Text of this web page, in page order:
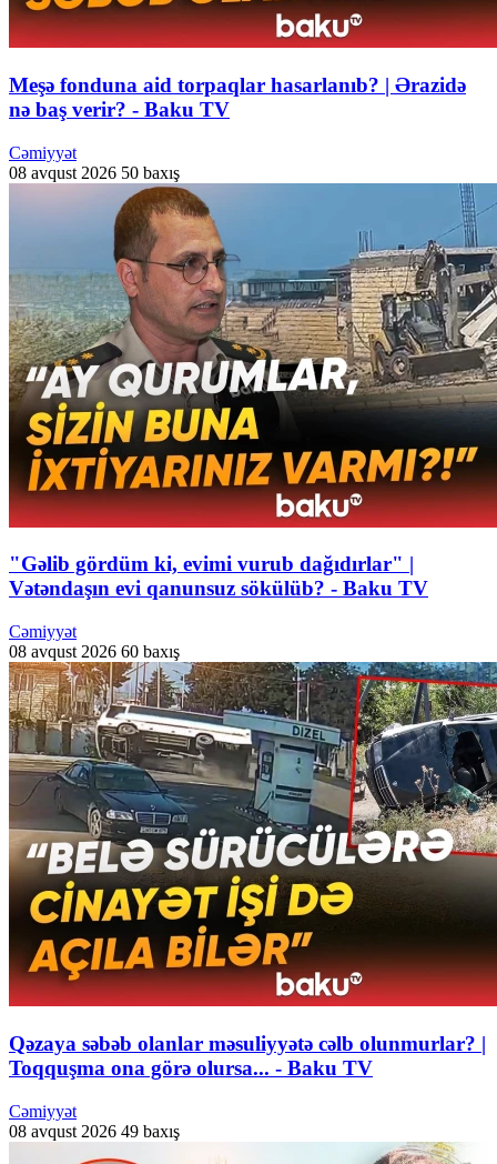
Meşə fonduna aid torpaqlar hasarlanıb? | Ərazidə
nə baş verir? - Baku TV
Cəmiyyət
08 avqust 2026 50 baxış
"Gəlib gördüm ki, evimi vurub dağıdırlar" |
Vətəndaşın evi qanunsuz sökülüb? - Baku TV
Cəmiyyət
08 avqust 2026 60 baxış
Qəzaya səbəb olanlar məsuliyyətə cəlb olunmurlar? |
Toqquşma ona görə olursa... - Baku TV
Cəmiyyət
08 avqust 2026 49 baxış